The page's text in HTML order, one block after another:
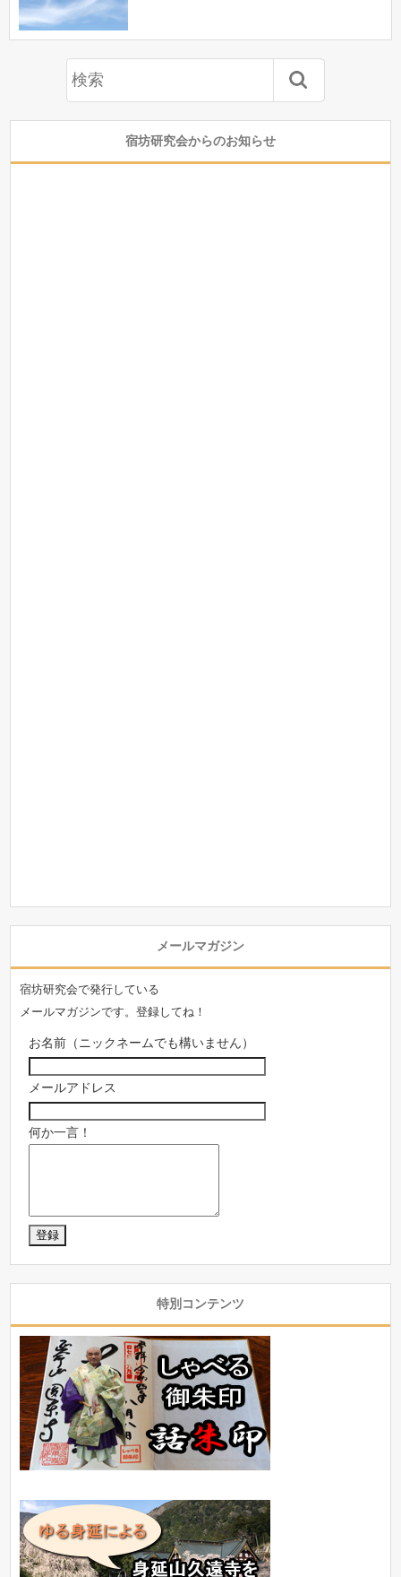
宿坊研究会からのお知らせ
メールマガジン
宿坊研究会で発行している
メールマガジンです。登録してね！
お名前（ニックネームでも構いません）
メールアドレス
何か一言！
特別コンテンツ